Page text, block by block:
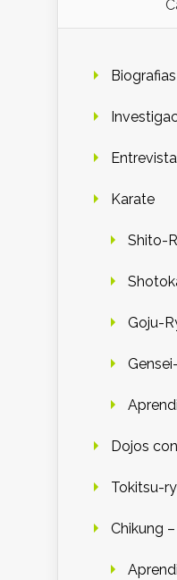
Biografias
Karate
Shito-
Goju-
Dojos
Tokitsu-
Chikung